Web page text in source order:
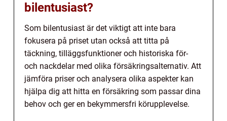
bilentusiast?
Som bilentusiast är det viktigt att inte bara
fokusera på priset utan också att titta på
täckning, tilläggsfunktioner och historiska för-
och nackdelar med olika försäkringsalternativ. Att
jämföra priser och analysera olika aspekter kan
hjälpa dig att hitta en försäkring som passar dina
behov och ger en bekymmersfri körupplevelse.